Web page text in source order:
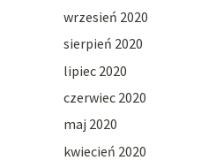
wrzesień 2020
sierpień 2020
lipiec 2020
czerwiec 2020
maj 2020
kwiecień 2020